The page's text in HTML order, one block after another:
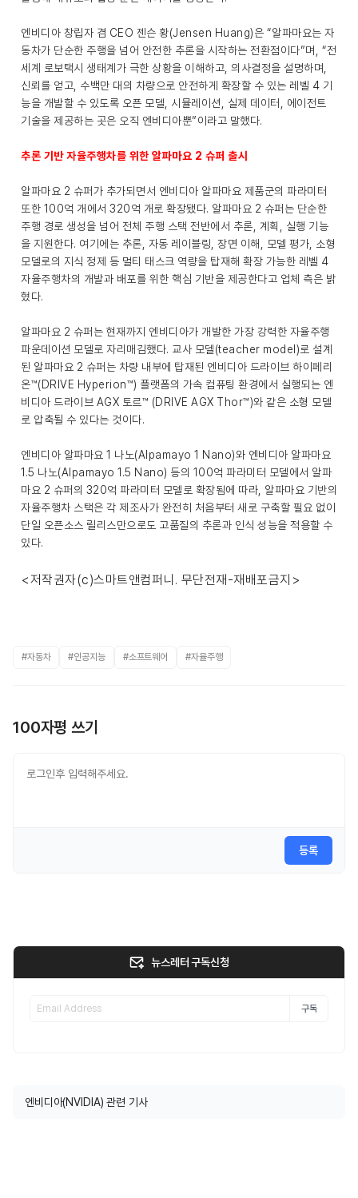
엔비디아 창립자 겸 CEO 젠슨 황(Jensen Huang)은 “알파마요는 자
동차가 단순한 주행을 넘어 안전한 추론을 시작하는 전환점이다”며, “전
세계 로보택시 생태계가 극한 상황을 이해하고, 의사결정을 설명하며,
신뢰를 얻고, 수백만 대의 차량으로 안전하게 확장할 수 있는 레벨 4 기
능을 개발할 수 있도록 오픈 모델, 시뮬레이션, 실제 데이터, 에이전트
기술을 제공하는 곳은 오직 엔비디아뿐”이라고 말했다.
추론 기반 자율주행차를 위한 알파마요 2 슈퍼 출시
알파마요 2 슈퍼가 추가되면서 엔비디아 알파마요 제품군의 파라미터
또한 100억 개에서 320억 개로 확장됐다. 알파마요 2 슈퍼는 단순한
주행 경로 생성을 넘어 전체 주행 스택 전반에서 추론, 계획, 실행 기능
을 지원한다. 여기에는 추론, 자동 레이블링, 장면 이해, 모델 평가, 소형
모델로의 지식 정제 등 멀티 태스크 역량을 탑재해 확장 가능한 레벨 4
자율주행차의 개발과 배포를 위한 핵심 기반을 제공한다고 업체 측은 밝
혔다.
알파마요 2 슈퍼는 현재까지 엔비디아가 개발한 가장 강력한 자율주행
파운데이션 모델로 자리매김했다. 교사 모델(teacher model)로 설계
된 알파마요 2 슈퍼는 차량 내부에 탑재된 엔비디아 드라이브 하이페리
온™(DRIVE Hyperion™) 플랫폼의 가속 컴퓨팅 환경에서 실행되는 엔
비디아 드라이브 AGX 토르™ (DRIVE AGX Thor™)와 같은 소형 모델
로 압축될 수 있다는 것이다.
엔비디아 알파마요 1 나노(Alpamayo 1 Nano)와 엔비디아 알파마요
1.5 나노(Alpamayo 1.5 Nano) 등의 100억 파라미터 모델에서 알파
마요 2 슈퍼의 320억 파라미터 모델로 확장됨에 따라, 알파마요 기반의
자율주행차 스택은 각 제조사가 완전히 처음부터 새로 구축할 필요 없이
단일 오픈소스 릴리스만으로도 고품질의 추론과 인식 성능을 적용할 수
있다.
<저작권자(c)스마트앤컴퍼니. 무단전재-재배포금지>
#자동차 #인공지능 #소프트웨어 #자율주행
100자평 쓰기
등록
뉴스레터 구독신청
구독
엔비디아(NVIDIA) 관련 기사